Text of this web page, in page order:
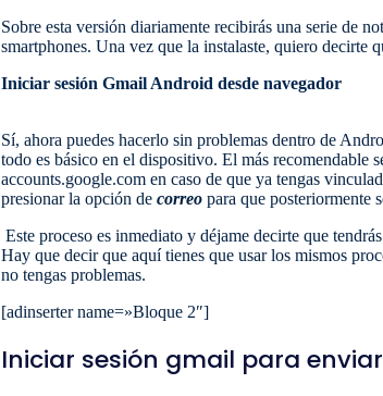
Sobre esta versión diariamente recibirás una serie de
smartphones. Una vez que la instalaste, quiero decirte
Iniciar sesión Gmail Android desde navegador
Sí, ahora puedes hacerlo sin problemas dentro de
todo es básico en el dispositivo. El más recomendable
accounts.google.com en caso de que ya tengas
presionar la opción de correo para que posteriormente
Este proceso es inmediato y déjame decirte que
Hay que decir que aquí tienes que usar los mismos
no tengas problemas.
[adinserter name=»Bloque 2″]
Iniciar sesión gmail para